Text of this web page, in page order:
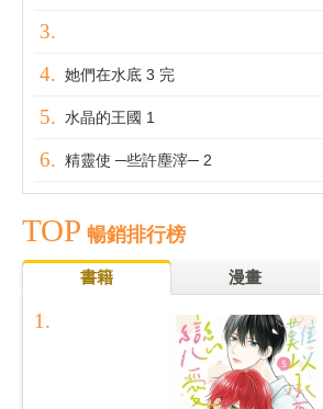
她們在水底 3 完
水晶的王國 1
精靈使 ─些許塵滓─ 2
TOP 暢銷排行榜
書籍 漫畫